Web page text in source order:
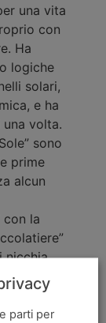
una vita
con
Ha
logiche
solari,
e ha
volta.
sono
prime
alcun
con la
nicchia
della
Zucca
parti per